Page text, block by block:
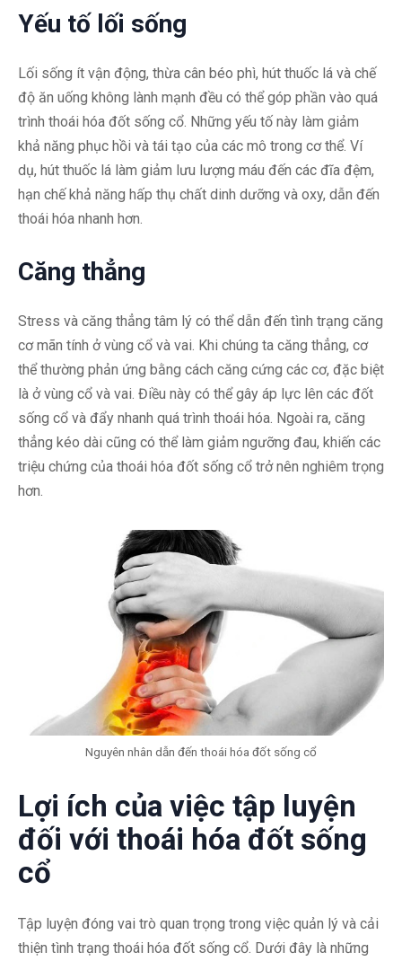
Yếu tố lối sống
Lối sống ít vận động, thừa cân béo phì, hút thuốc lá và chế
độ ăn uống không lành mạnh đều có thể góp phần vào quá
trình thoái hóa đốt sống cổ. Những yếu tố này làm giảm
khả năng phục hồi và tái tạo của các mô trong cơ thể. Ví
dụ, hút thuốc lá làm giảm lưu lượng máu đến các đĩa đệm,
hạn chế khả năng hấp thụ chất dinh dưỡng và oxy, dẫn đến
thoái hóa nhanh hơn.
Căng thẳng
Stress và căng thẳng tâm lý có thể dẫn đến tình trạng căng
cơ mãn tính ở vùng cổ và vai. Khi chúng ta căng thẳng, cơ
thể thường phản ứng bằng cách căng cứng các cơ, đặc biệt
là ở vùng cổ và vai. Điều này có thể gây áp lực lên các đốt
sống cổ và đẩy nhanh quá trình thoái hóa. Ngoài ra, căng
thẳng kéo dài cũng có thể làm giảm ngưỡng đau, khiến các
triệu chứng của thoái hóa đốt sống cổ trở nên nghiêm trọng
hơn.
Nguyên nhân dẫn đến thoái hóa đốt sống cổ
Lợi ích của việc tập luyện
đối với thoái hóa đốt sống
cổ
Tập luyện đóng vai trò quan trọng trong việc quản lý và cải
thiện tình trạng thoái hóa đốt sống cổ. Dưới đây là những